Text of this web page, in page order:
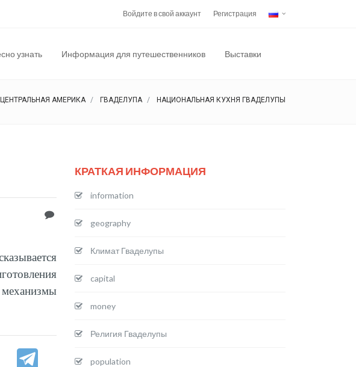
Войдите в свой аккаунт Регистрация
узнать Информация для путешественников Выставки
АМЕРИКА ГВАДЕЛУПА НАЦИОНАЛЬНАЯ КУХНЯ ГВАДЕЛУПЫ
КРАТКАЯ ИНФОРМАЦИЯ
information
geography
Климат Гваделупы
capital
money
Религия Гваделупы
population